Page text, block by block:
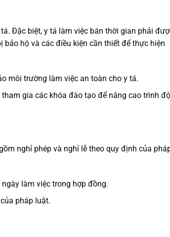
Đặc biệt, y tá làm việc bán thời gian phải
hộ và các điều kiện cần thiết để thực hiện
môi trường làm việc an toàn cho y tá.
gia các khóa đào tạo để nâng cao trình độ
nghỉ phép và nghỉ lễ theo quy định của
làm việc trong hợp đồng.
pháp luật.